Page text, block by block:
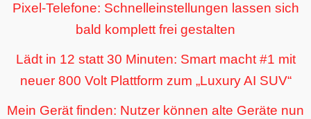
Pixel-Telefone: Schnelleinstellungen lassen sich
bald komplett frei gestalten
Lädt in 12 statt 30 Minuten: Smart macht #1 mit
neuer 800 Volt Plattform zum „Luxury AI SUV“
Mein Gerät finden: Nutzer können alte Geräte nun